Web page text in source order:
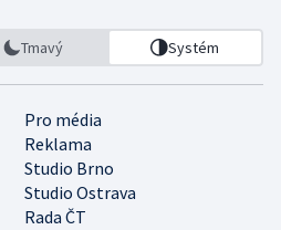
Tmavý Systém
Pro média
Reklama
Studio Brno
Studio Ostrava
Rada ČT